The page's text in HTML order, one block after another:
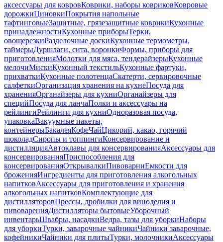
аксессуары для ковровКоврики, наборы ковриковКовровые
дорожкиЦиновкиПокрытия напольные
тафтинговыеЗащитные, грязезащитные коврикиКухонные
принадлежностиКухонные приборыТерки,
овощерезкиРазделочные доскиКухонные термометры,
таймерыДуршлаги, сита, воронкиФормы, приборы для
приготовленияМолотки для мяса, тендерайзерыКухонные
мелочиМискиКухонный текстильКухонные фартуки,
прихваткиКухонные полотенцаСкатерти, сервировочные
салфеткиОрганизация хранения на кухнеПосуда для
храненияОрганайзеры для кухниОрганайзеры для
специйПосуда для ланчаПолки и аксессуары на
рейлингиРейлинги для кухниОдноразовая посуда,
упаковкаВакуумные пакеты,
контейнерыБакалеяКофеЧайЦикорий, какао, горячий
шоколадСиропы и топпингиКонсервирование и
дистилляцияАвтоклавы для консервированияАксессуары для
консервированияПриспособления для
консервированияОткрывалкиПивоварниЕмкости для
броженияИнгредиенты для приготовления алкогольных
напитковАксессуары для приготовления и хранения
алкогольных напитковКомплектующие для
дистилляторовПрессы, дробилки для виноделия и
пивоваренияДистилляторы бытовыеУборочный
инвентарьШвабры, насадкиВедра, тазы для уборкиНаборы
для уборкиТурки, заварочные чайникиЧайники заварочные,
кофейникиЧайники для плитыТурки, молочникиАксессуары